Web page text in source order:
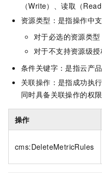
（Write）、读取（
资源类型：是指操作中
对于必选的资源类型
对于不支持资源级
条件关键字：是指云产
关联操作：是指成功执
同时具备关联操作的权
操作
cms:DeleteMetricRules